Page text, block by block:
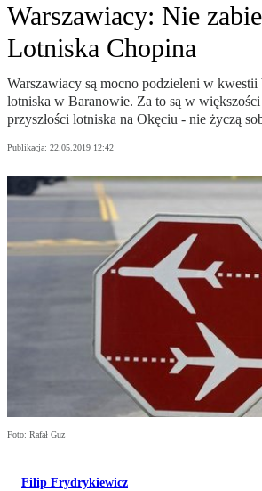
Warszawiacy: Nie
Lotniska Chopina
Warszawiacy są mocno podzieleni w
lotniska w Baranowie. Za to są w
przyszłości lotniska na Okęciu - nie życzą
Publikacja: 22.05.2019 12:42
Foto: Rafał Guz
Filip Frydrykiewicz